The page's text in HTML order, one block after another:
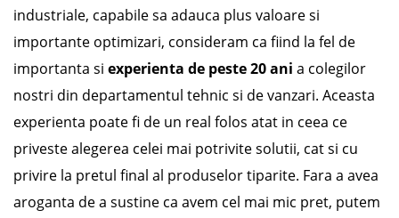
industriale, capabile sa adauca plus valoare si
importante optimizari, consideram ca fiind la fel de
importanta si experienta de peste 20 ani a colegilor
nostri din departamentul tehnic si de vanzari. Aceasta
experienta poate fi de un real folos atat in ceea ce
priveste alegerea celei mai potrivite solutii, cat si cu
privire la pretul final al produselor tiparite. Fara a avea
aroganta de a sustine ca avem cel mai mic pret, putem